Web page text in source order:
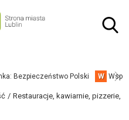
Bezpieczeństwo Polski W
Restauracje, kawiarnie, pizzerie,